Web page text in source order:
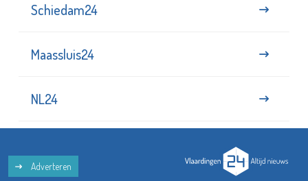
Schiedam24
Maassluis24
NL24
Adverteren